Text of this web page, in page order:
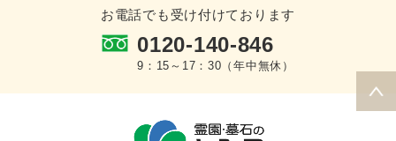
お電話でも受け付けております
0120-140-846
9：15～17：30（年中無休）